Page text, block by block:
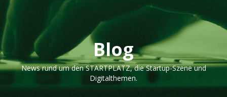
Blog
News rund um den STARTPLATZ, die Startup-Szene und
Digitalthemen.